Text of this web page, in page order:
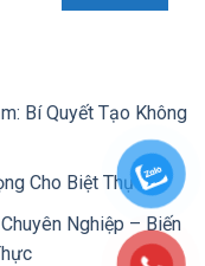
Bí Quyết Tạo Không
Cho Biệt Thự
Nghiệp – Biến